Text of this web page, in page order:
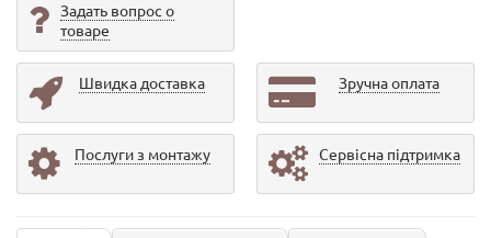
Задать вопрос о
товаре
Швидка доставка Зручна оплата
Послуги з монтажу Сервісна підтримка